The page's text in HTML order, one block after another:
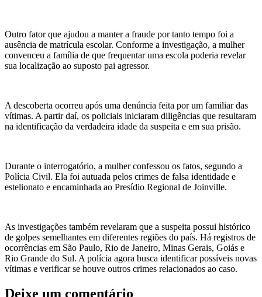
Outro fator que ajudou a manter a fraude por tanto tempo foi a
ausência de matrícula escolar. Conforme a investigação, a mulher
convenceu a família de que frequentar uma escola poderia revelar
sua localização ao suposto pai agressor.
A descoberta ocorreu após uma denúncia feita por um familiar das
vítimas. A partir daí, os policiais iniciaram diligências que resultaram
na identificação da verdadeira idade da suspeita e em sua prisão.
Durante o interrogatório, a mulher confessou os fatos, segundo a
Polícia Civil. Ela foi autuada pelos crimes de falsa identidade e
estelionato e encaminhada ao Presídio Regional de Joinville.
As investigações também revelaram que a suspeita possui histórico
de golpes semelhantes em diferentes regiões do país. Há registros de
ocorrências em São Paulo, Rio de Janeiro, Minas Gerais, Goiás e
Rio Grande do Sul. A polícia agora busca identificar possíveis novas
vítimas e verificar se houve outros crimes relacionados ao caso.
Deixe um comentário